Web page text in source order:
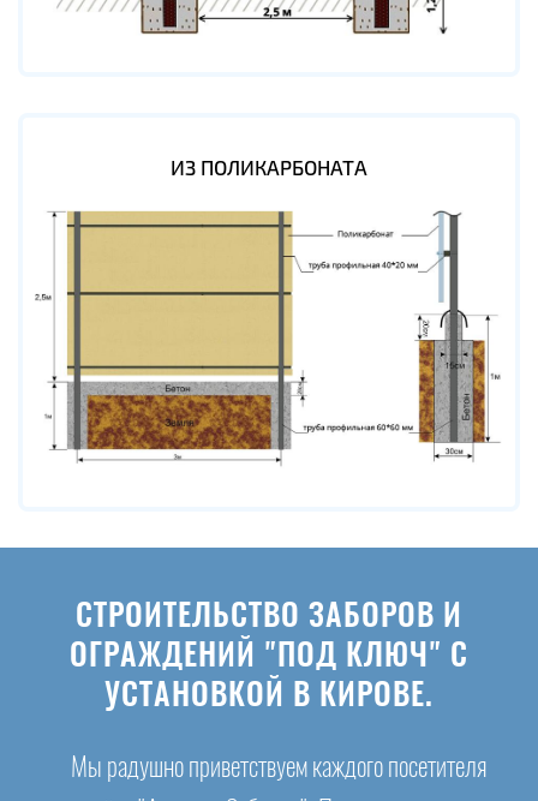
ИЗ ПОЛИКАРБОНАТА
СТРОИТЕЛЬСТВО ЗАБОРОВ И
ОГРАЖДЕНИЙ "ПОД КЛЮЧ" С
УСТАНОВКОЙ В КИРОВЕ.
Мы радушно приветствуем каждого посетителя